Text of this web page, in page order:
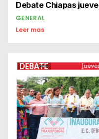
Debate Chiapas
GENERAL
Leer mas